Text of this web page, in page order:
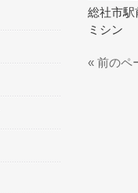
総社市駅
ミシン
« 前のペ